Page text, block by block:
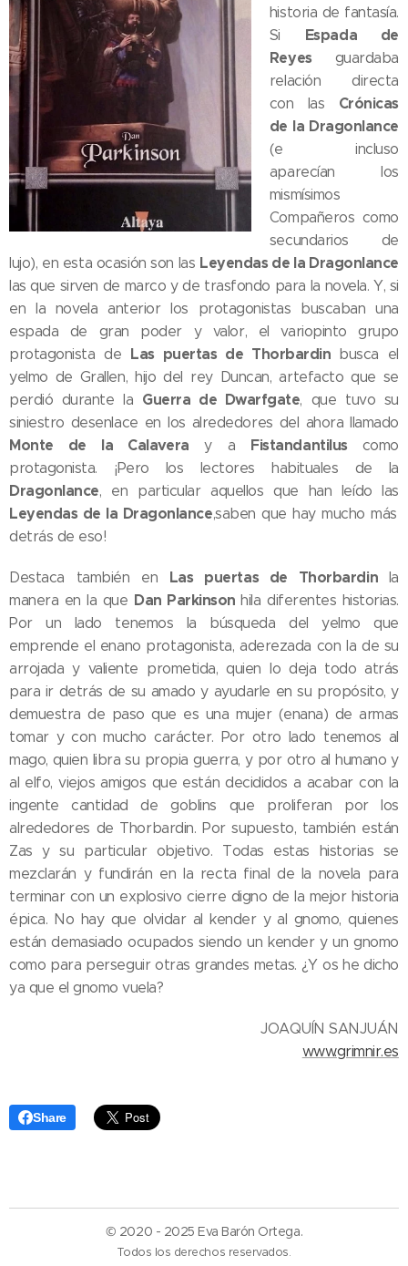
historia de fantasía.
Si Espada de
Reyesguardaba
relación directa
con las Crónicas
de la Dragonlance
(e incluso
aparecían los
mismísimos
Compañeros como
secundarios de
lujo), en esta ocasión son las Leyendas de la Dragonlance
las que sirven de marco y de trasfondo para la novela. Y, si
en la novela anterior los protagonistas buscaban una
espada de gran poder y valor, el variopinto grupo
protagonista de Las puertas de Thorbardin busca el
yelmo de Grallen, hijo del rey Duncan, artefacto que se
perdió durante la Guerra de Dwarfgate, que tuvo su
siniestro desenlace en los alrededores del ahora llamado
Monte de la Calavera y a Fistandantilus como
protagonista. ¡Pero los lectores habituales de la
Dragonlance, en particular aquellos que han leído las
Leyendas de la Dragonlance,saben que hay mucho más
detrás de eso!
Destaca también en Las puertas de Thorbardin la
manera en la que Dan Parkinsonhila diferentes historias.
Por un lado tenemos la búsqueda del yelmo que
emprende el enano protagonista, aderezada con la de su
arrojada y valiente prometida, quien lo deja todo atrás
para ir detrás de su amado y ayudarle en su propósito, y
demuestra de paso que es una mujer (enana) de armas
tomar y con mucho carácter. Por otro lado tenemos al
mago, quien libra su propia guerra, y por otro al humano y
al elfo, viejos amigos que están decididos a acabar con la
ingente cantidad de goblins que proliferan por los
alrededores de Thorbardin. Por supuesto, también están
Zas y su particular objetivo. Todas estas historias se
mezclarán y fundirán en la recta final de la novela para
terminar con un explosivo cierre digno de la mejor historia
épica. No hay que olvidar al kender y al gnomo, quienes
están demasiado ocupados siendo un kender y un gnomo
como para perseguir otras grandes metas. ¿Y os he dicho
ya que el gnomo vuela?
JOAQUÍN SANJUÁN
www.grimnir.es
Share
© 2020 - 2025 Eva Barón Ortega.
Todos los derechos reservados.